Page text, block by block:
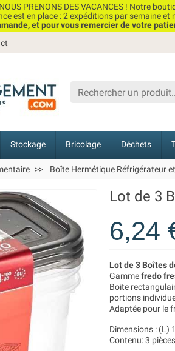
NOUS PRENONS DES VACANCES ! Notre
est en place : 2 expéditions par semaine
et pour vous remercier de votre
Stockage Bricolage Déchets
Boîte Hermétique Réfrigérateur
Lot de 3
6,24
Lot de 3 Boîtes
Gammefredo
Boite
portions
Adaptée pour le
Dimensions : (L)
Contenu: 3 pièces